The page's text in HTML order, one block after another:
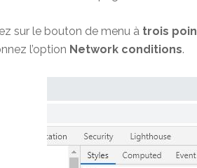
sur le bouton de menu à trois
l’option Network conditions.